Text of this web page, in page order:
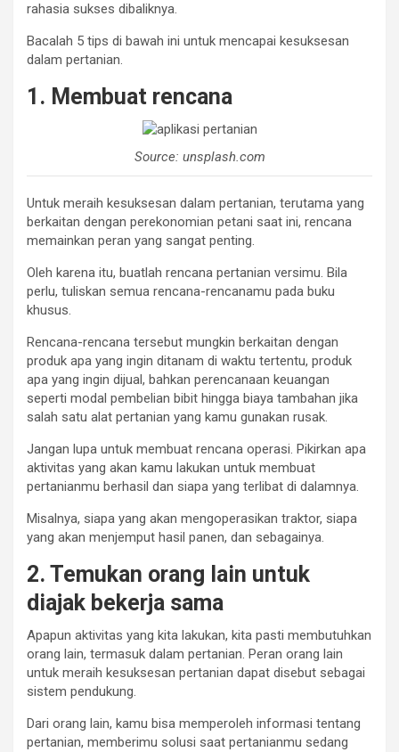
rahasia sukses dibaliknya.
Bacalah 5 tips di bawah ini untuk mencapai kesuksesan
dalam pertanian.
1. Membuat rencana
Source: unsplash.com
Untuk meraih kesuksesan dalam pertanian, terutama yang
berkaitan dengan perekonomian petani saat ini, rencana
memainkan peran yang sangat penting.
Oleh karena itu, buatlah rencana pertanian versimu. Bila
perlu, tuliskan semua rencana-rencanamu pada buku
khusus.
Rencana-rencana tersebut mungkin berkaitan dengan
produk apa yang ingin ditanam di waktu tertentu, produk
apa yang ingin dijual, bahkan perencanaan keuangan
seperti modal pembelian bibit hingga biaya tambahan jika
salah satu alat pertanian yang kamu gunakan rusak.
Jangan lupa untuk membuat rencana operasi. Pikirkan apa
aktivitas yang akan kamu lakukan untuk membuat
pertanianmu berhasil dan siapa yang terlibat di dalamnya.
Misalnya, siapa yang akan mengoperasikan traktor, siapa
yang akan menjemput hasil panen, dan sebagainya.
2. Temukan orang lain untuk
diajak bekerja sama
Apapun aktivitas yang kita lakukan, kita pasti membutuhkan
orang lain, termasuk dalam pertanian. Peran orang lain
untuk meraih kesuksesan pertanian dapat disebut sebagai
sistem pendukung.
Dari orang lain, kamu bisa memperoleh informasi tentang
pertanian, memberimu solusi saat pertanianmu sedang